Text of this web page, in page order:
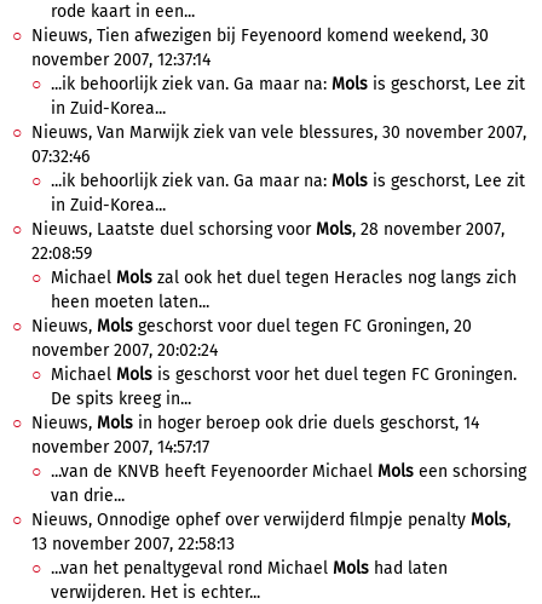
rode kaart in een...
Nieuws, Tien afwezigen bij Feyenoord komend weekend, 30
november 2007, 12:37:14
...ik behoorlijk ziek van. Ga maar na: Mols is geschorst, Lee zit
in Zuid-Korea...
Nieuws, Van Marwijk ziek van vele blessures, 30 november 2007,
07:32:46
...ik behoorlijk ziek van. Ga maar na: Mols is geschorst, Lee zit
in Zuid-Korea...
Nieuws, Laatste duel schorsing voorMols, 28 november 2007,
22:08:59
Michael Mols zal ook het duel tegen Heracles nog langs zich
heen moeten laten...
Nieuws, Mols geschorst voor duel tegen FC Groningen, 20
november 2007, 20:02:24
Michael Mols is geschorst voor het duel tegen FC Groningen.
De spits kreeg in...
Nieuws, Mols in hoger beroep ook drie duels geschorst, 14
november 2007, 14:57:17
...van de KNVB heeft Feyenoorder Michael Mols een schorsing
van drie...
Nieuws, Onnodige ophef over verwijderd filmpje penalty Mols,
13 november 2007, 22:58:13
...van het penaltygeval rond Michael Mols had laten
verwijderen. Het is echter...